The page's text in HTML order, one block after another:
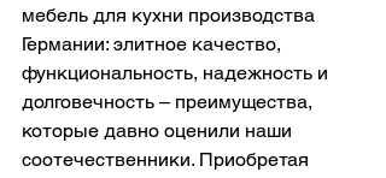
мебель для кухни производства
Германии: элитное качество,
функциональность, надежность и
долговечность – преимущества,
которые давно оценили наши
соотечественники. Приобретая